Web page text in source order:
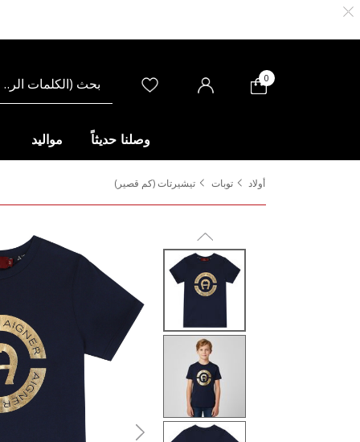
0
وصلنا حديثاً مواليد
أولاد توبات
تيشيرتات (كم قصير)